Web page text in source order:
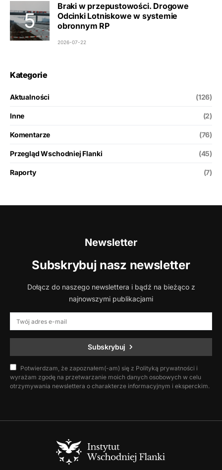
Braki w przepustowości. Drogowe
Odcinki Lotniskowe w systemie
obronnym RP
2026-07-22
Kategorie
Aktualności (126)
Inne (2)
Komentarze (76)
Przegląd Wschodniej Flanki (45)
Raporty (7)
Newsletter
Subskrybuj nasz newsletter
Dołącz do naszego newslettera i bądź na bieżąco z
najnowszymi publikacjami
Subskrybuj
Potwierdzam, że zapoznałem(-am) się z Polityką prywatności i
wyrażam zgodę na przetwarzanie moich danych osobowych w celu
otrzymywania newslettera o charakterze informacyjnym i eksperckim.